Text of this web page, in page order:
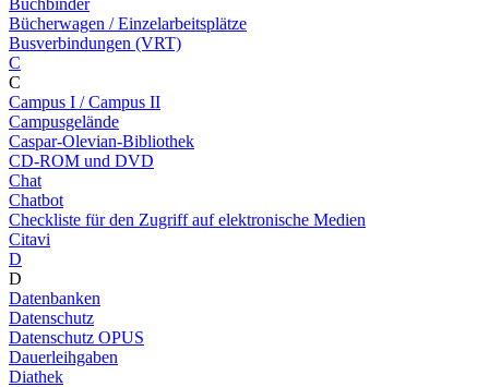
Buchbinder
Bücherwagen / Einzelarbeitsplätze
Busverbindungen (VRT)
C
C
Campus I / Campus II
Campusgelände
Caspar-Olevian-Bibliothek
CD-ROM und DVD
Chat
Chatbot
Checkliste für den Zugriff auf elektronische Medien
Citavi
D
D
Datenbanken
Datenschutz
Datenschutz OPUS
Dauerleihgaben
Diathek